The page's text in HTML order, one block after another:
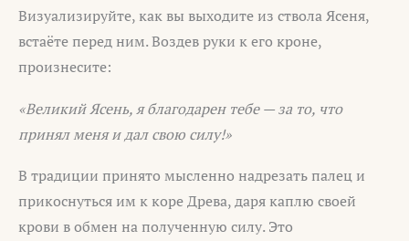
Визуализируйте, как вы выходите из ствола Ясеня,
встаёте перед ним. Воздев руки к его кроне,
произнесите:
«Великий Ясень, я благодарен тебе — за то, что
принял меня и дал свою силу!»
В традиции принято мысленно надрезать палец и
прикоснуться им к коре Древа, даря каплю своей
крови в обмен на полученную силу. Это